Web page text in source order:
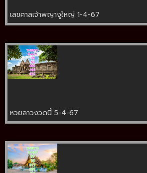
เลขศาลเจ้าพญางูใหญ่ 1-4-67
หวยลาวงวดนี้ 5-4-67